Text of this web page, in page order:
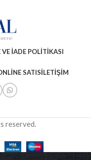
VE İADE POLITIKASI
SATISİLETIŞIM
reserved.